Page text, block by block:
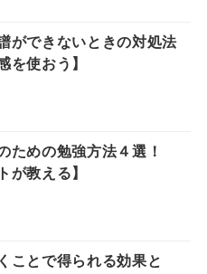
ができないときの対処法
を使おう】
ための勉強方法４選！
が教える】
ことで得られる効果と